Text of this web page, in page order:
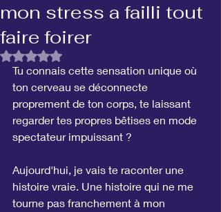
mon stress a failli tout
faire foirer
Noté NaN étoiles sur 5.
Tu connais cette sensation unique où
ton cerveau se déconnecte
proprement de ton corps, te laissant
regarder tes propres bêtises en mode
spectateur impuissant ?
Aujourd'hui, je vais te raconter une
histoire vraie. Une histoire qui ne me
tourne pas franchement à mon